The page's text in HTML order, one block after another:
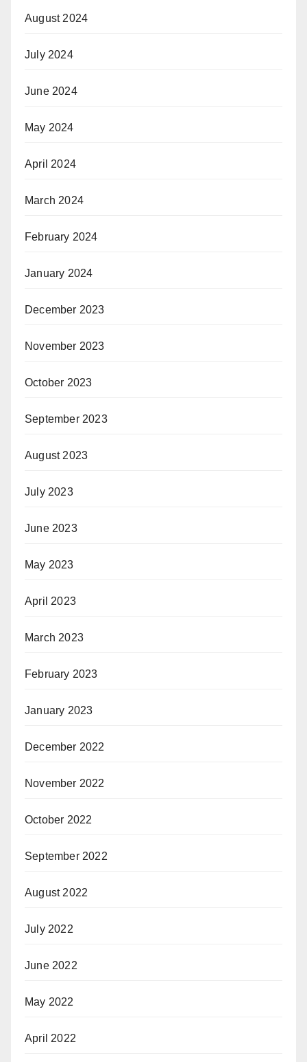
August 2024
July 2024
June 2024
May 2024
April 2024
March 2024
February 2024
January 2024
December 2023
November 2023
October 2023
September 2023
August 2023
July 2023
June 2023
May 2023
April 2023
March 2023
February 2023
January 2023
December 2022
November 2022
October 2022
September 2022
August 2022
July 2022
June 2022
May 2022
April 2022